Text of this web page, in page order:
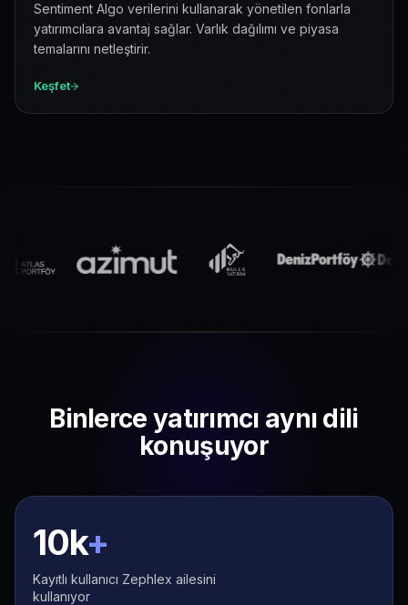
Sentiment Algo verilerini kullanarak yönetilen fonlarla
yatırımcılara avantaj sağlar. Varlık dağılımı ve piyasa
temalarını netleştirir.
Keşfet
Binlerce yatırımcı aynı dili
konuşuyor
10k+
Kayıtlı kullanıcı Zephlex ailesini
kullanıyor